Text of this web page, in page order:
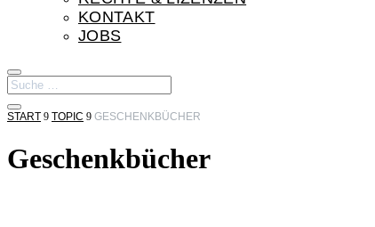
KONTAKT
JOBS
START 9 TOPIC 9 GESCHENKBÜCHER
Geschenkbücher